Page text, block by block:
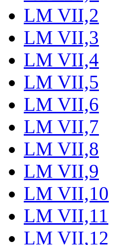
LM VII,2
LM VII,3
LM VII,4
LM VII,5
LM VII,6
LM VII,7
LM VII,8
LM VII,9
LM VII,10
LM VII,11
LM VII,12